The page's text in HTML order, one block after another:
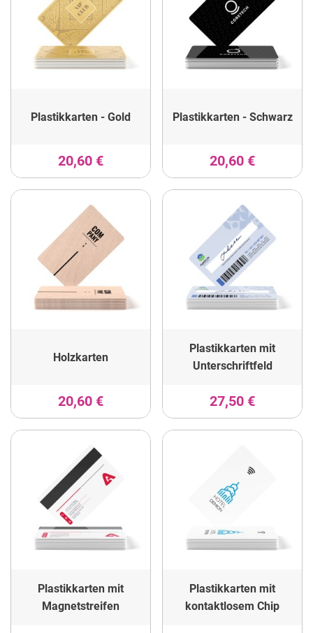
Plastikkarten - Gold
20,60 €
Plastikkarten - Schwarz
20,60 €
Holzkarten
20,60 €
Plastikkarten mit
Unterschriftfeld
27,50 €
Plastikkarten mit
Magnetstreifen
Plastikkarten mit
kontaktlosem Chip